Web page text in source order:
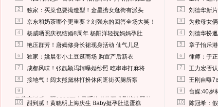
2 独家：买菜也要拗造型！金星携女逛街有派头
3 京东和奶茶哪个更重要？刘强东的回答全场大笑！
4 杨威晒照庆祝结婚8周年 杨阳洋轻抚妈妈孕肚
5 艳压群芳！唐嫣修身长裙现身活动 仙气儿足
6 独家：姚晨带小土豆逛商场 购置产后新衣
7 成都风味！张靓颖冯轲曝婚纱照 吃串串打麻将
8 接地气！阔太熊黛林打扮休闲逛街买厕所泵
9
马蓉离婚后，砸1000万人民币给媒体要求删掉这照片
10 甜到腻！黄晓明上海庆生 Baby挺孕肚送蛋糕
2 刘德华新
3 为救母女
4 刘德华扮
5 章子怡斥
6 律师：于
7 王力宏否
8 王刚自曝7
9 台媒:40岁
10 陈冠希：